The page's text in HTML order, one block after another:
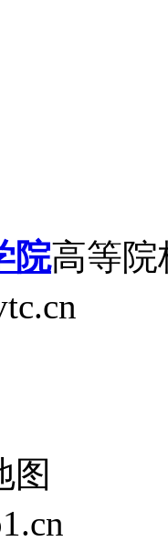
院高等院
图